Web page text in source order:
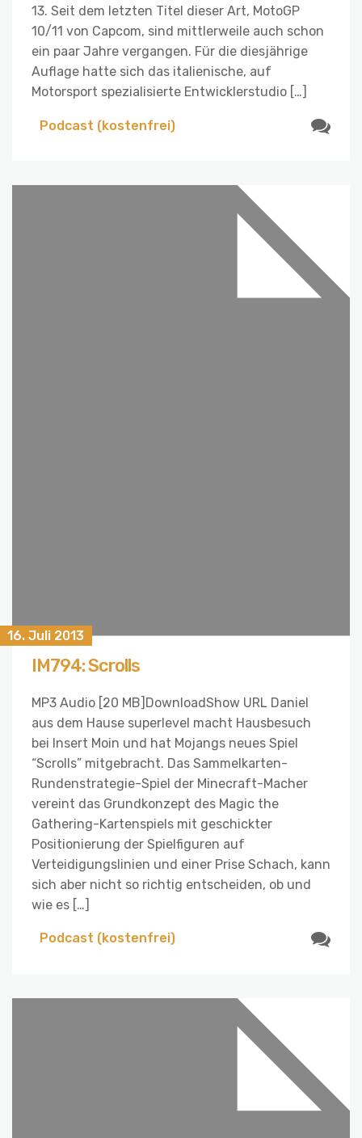
13. Seit dem letzten Titel dieser Art, MotoGP
10/11 von Capcom, sind mittlerweile auch schon
ein paar Jahre vergangen. Für die diesjährige
Auflage hatte sich das italienische, auf
Motorsport spezialisierte Entwicklerstudio […]
Podcast (kostenfrei)
16. Juli 2013
IM794: Scrolls
MP3 Audio [20 MB]DownloadShow URL Daniel
aus dem Hause superlevel macht Hausbesuch
bei Insert Moin und hat Mojangs neues Spiel
“Scrolls” mitgebracht. Das Sammelkarten-
Rundenstrategie-Spiel der Minecraft-Macher
vereint das Grundkonzept des Magic the
Gathering-Kartenspiels mit geschickter
Positionierung der Spielfiguren auf
Verteidigungslinien und einer Prise Schach, kann
sich aber nicht so richtig entscheiden, ob und
wie es […]
Podcast (kostenfrei)